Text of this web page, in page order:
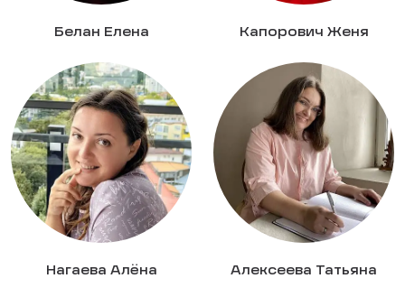
Белан Елена Капорович Женя
Нагаева Алёна Алексеева Татьяна